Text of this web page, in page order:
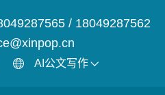
/ 18049287562
AI公文写作